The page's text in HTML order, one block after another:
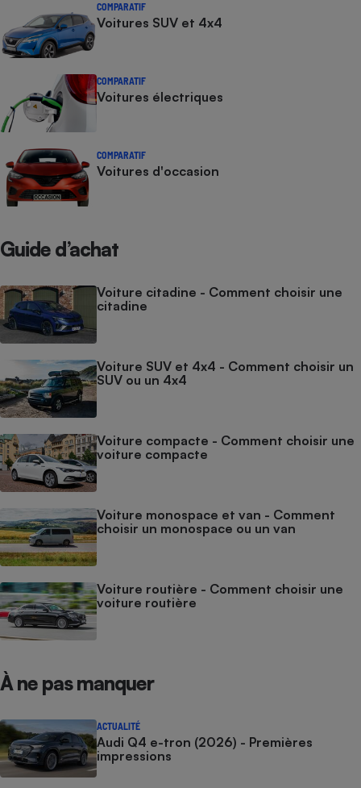
COMPARATIF
Voitures SUV et 4x4
COMPARATIF
Voitures électriques
COMPARATIF
Voitures d'occasion
Guide d’achat
Voiture citadine - Comment choisir une
citadine
Voiture SUV et 4x4 - Comment choisir un
SUV ou un 4x4
Voiture compacte - Comment choisir une
voiture compacte
Voiture monospace et van - Comment
choisir un monospace ou un van
Voiture routière - Comment choisir une
voiture routière
À ne pas manquer
ACTUALITÉ
Audi Q4 e-tron (2026) - Premières
impressions